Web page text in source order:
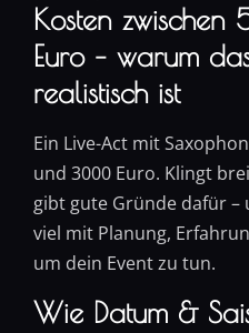
Kosten
Euro – warum
realistisch ist
Ein Live-Act mit
und 3000 Euro. Klingt
gibt gute Gründe dafür –
viel mit Planung,
um dein Event zu tun.
Wie Datum &